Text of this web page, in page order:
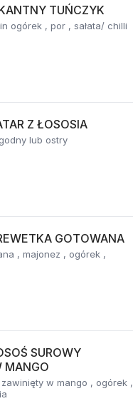
TUŃCZYK
ogórek , por , sałata/ chilli
Z ŁOSOSIA
lub ostry
GOTOWANA
, majonez , ogórek ,
SUROWY
MANGO
zawinięty w mango , ogórek ,